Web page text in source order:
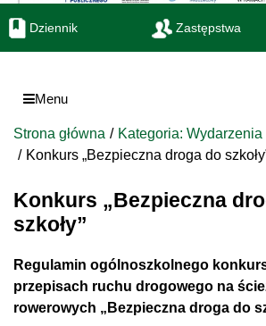
Dziennik Zastępstwa
Menu
Strona główna
Kategoria: Wydarzenia
Konkurs „Bezpieczna droga do
Konkurs „Bezpieczna
szkoły”
Regulamin ogólnoszkolnego
przepisach ruchu drogowego na
rowerowych „Bezpieczna droga do